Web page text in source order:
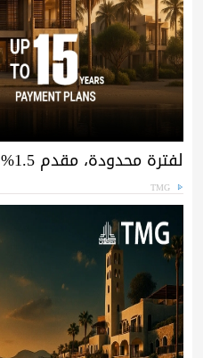
لفترة محدودة، مقدم 1.5% وتقسيط حتى 15 سنة
TMG